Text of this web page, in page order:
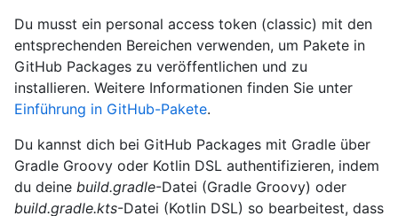
Du musst ein personal access token (classic) mit den
entsprechenden Bereichen verwenden, um Pakete in
GitHub Packages zu veröffentlichen und zu
installieren. Weitere Informationen finden Sie unter
Einführung in GitHub-Pakete.
Du kannst dich bei GitHub Packages mit Gradle über
Gradle Groovy oder Kotlin DSL authentifizieren, indem
du deine build.gradle-Datei (Gradle Groovy) oder
build.gradle.kts-Datei (Kotlin DSL) so bearbeitest, dass